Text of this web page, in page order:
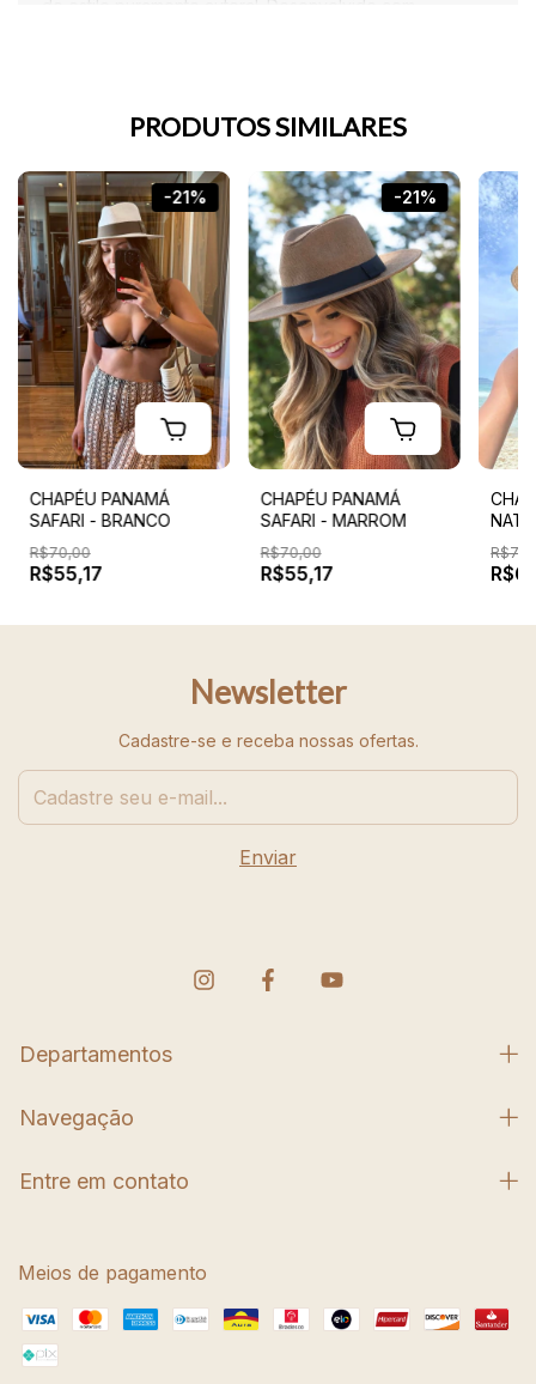
de estilo puramente autoral. Desenvolvido com
PRODUTOS SIMILARES
-21%
CHAPÉU PANAMÁ
SAFARI - BRANCO
R$70,00
R$55,17
-21%
CHAPÉU PANAMÁ
SAFARI - MARROM
R$70,00
R$55,17
Newsletter
Cadastre-se e receba nossas ofertas.
Departamentos
Navegação
Entre em contato
Meios de pagamento